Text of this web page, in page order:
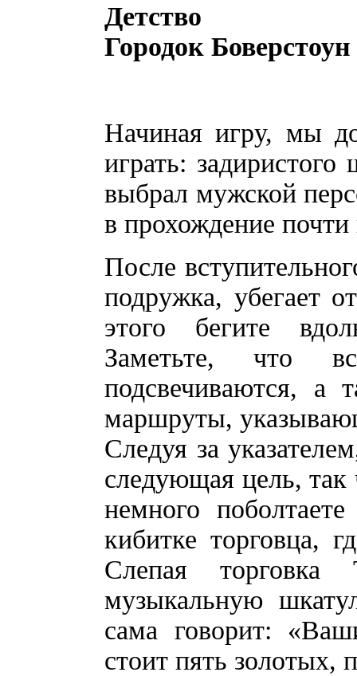
Детство
Городок Боверстоун
Начиная игру, мы
играть:
выбрал мужской
в прохождение
После
подружка, убегает
этого бегите
Заметьте, что
подсвечиваются, а
маршруты,
Следуя за
следующая цель, так
немного
кибитке торговца,
Слепая торговка
музыкальную
сама говорит:
стоит пять золотых,